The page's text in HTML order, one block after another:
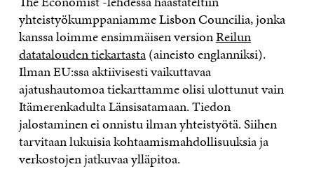
yhteistyökumppaniamme Lisbon Councilia, jonka
kanssa loimme ensimmäisen versionReilun
datatalouden tiekartasta(aineisto englanniksi).
Ilman EU:ssa aktiivisesti vaikuttavaa
ajatushautomoa tiekarttamme olisi ulottunut vain
Itämerenkadulta Länsisatamaan. Tiedon
jalostaminen ei onnistu ilman yhteistyötä. Siihen
tarvitaan lukuisia kohtaamismahdollisuuksia ja
verkostojen jatkuvaa ylläpitoa.